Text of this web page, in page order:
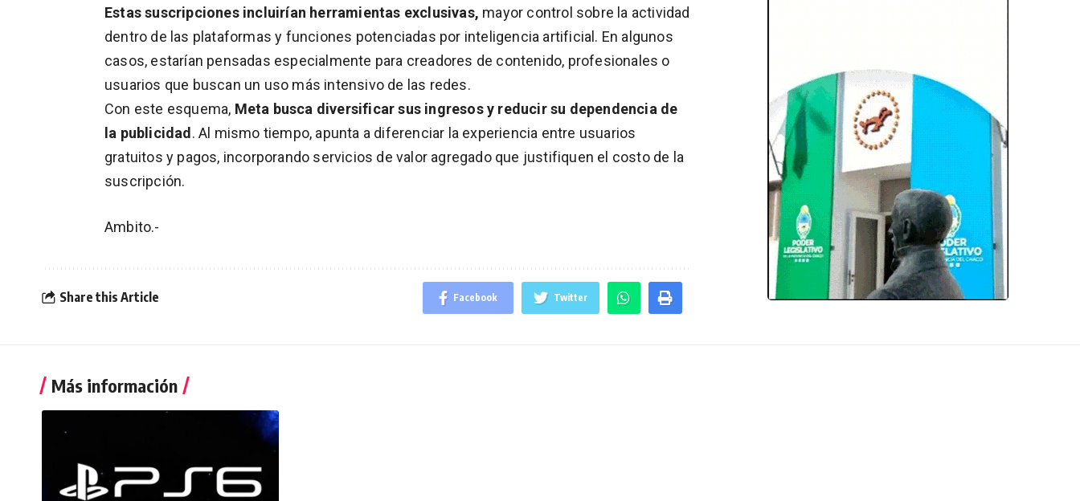
Estas suscripciones incluirían herramientas exclusivas, mayor control sobre la actividad
dentro de las plataformas y funciones potenciadas por inteligencia artificial. En algunos
casos, estarían pensadas especialmente para creadores de contenido, profesionales o
usuarios que buscan un uso más intensivo de las redes.
Con este esquema, Meta busca diversificar sus ingresos y reducir su dependencia de
la publicidad. Al mismo tiempo, apunta a diferenciar la experiencia entre usuarios
gratuitos y pagos, incorporando servicios de valor agregado que justifiquen el costo de la
suscripción.
Ambito.-
Share this Article Facebook Twitter
Más información